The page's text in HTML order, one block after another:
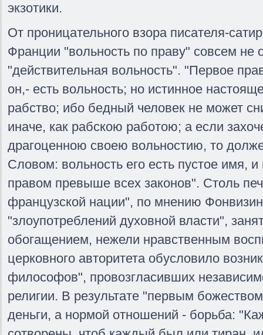
экзотики.
От проницательного взора писателя-
Франции "вольность по праву" совсем не
"действительная вольность". "Первое
он,- есть вольность; но истинное
рабство; ибо бедный человек не может
иначе, как рабскою работою; а если
драгоценною своею вольностию, то
Словом: вольность его есть пустое имя, и
правом превыше всех законов". Столь
французской нации", по мнению
"злоупотреблений духовной власти",
обогащением, нежели нравственным
церковного авторитета обусловило
философов", провозгласивших
религии. В результате "первым
деньги, а нормой отношений - борьба: